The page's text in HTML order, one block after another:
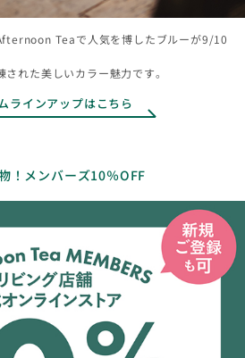
Teaで人気を博したブルーが9/10
れた美しいカラー魅力です。
ラインアップはこちら
！メンバーズ10％OFF